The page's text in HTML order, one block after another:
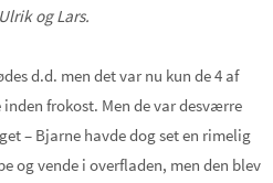
og Lars.
d.d. men det var nu kun de 4 af
frokost. Men de var desværre
– Bjarne havde dog set en rimelig
og vende i overfladen, men den blev